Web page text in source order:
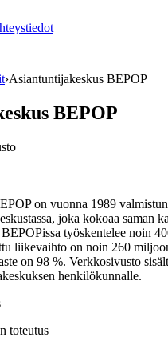
›Asiantuntijakeskus BEPOP
BEPOP
on vuonna 1989
joka kokoaa saman
työskentelee noin
liikevaihto on noin 260
on 98 %. Verkkosivusto
henkilökunnalle.
toteutus